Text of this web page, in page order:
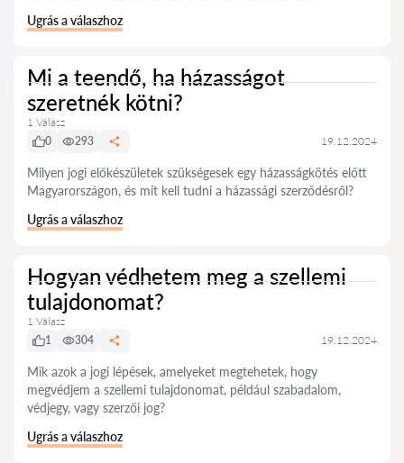
Ugrás a válaszhoz
Mi a teendő, ha házasságot
szeretnék kötni?
1 Válasz
0
293 19.12.2024
Milyen jogi előkészületek szükségesek egy házasságkötés előtt
Magyarországon, és mit kell tudni a házassági szerződésről?
Ugrás a válaszhoz
Hogyan védhetem meg a szellemi
tulajdonomat?
1 Válasz
1
304 19.12.2024
Mik azok a jogi lépések, amelyeket megtehetek, hogy
megvédjem a szellemi tulajdonomat, például szabadalom,
védjegy, vagy szerzői jog?
Ugrás a válaszhoz